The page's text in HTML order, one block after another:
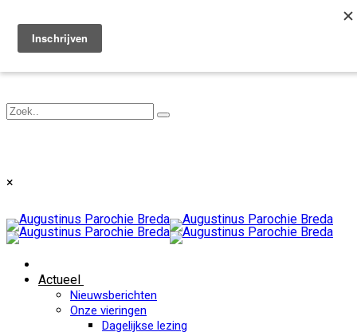
Toggle navigation
×
Actueel
Nieuwsberichten
Onze vieringen
Dagelijkse lezing